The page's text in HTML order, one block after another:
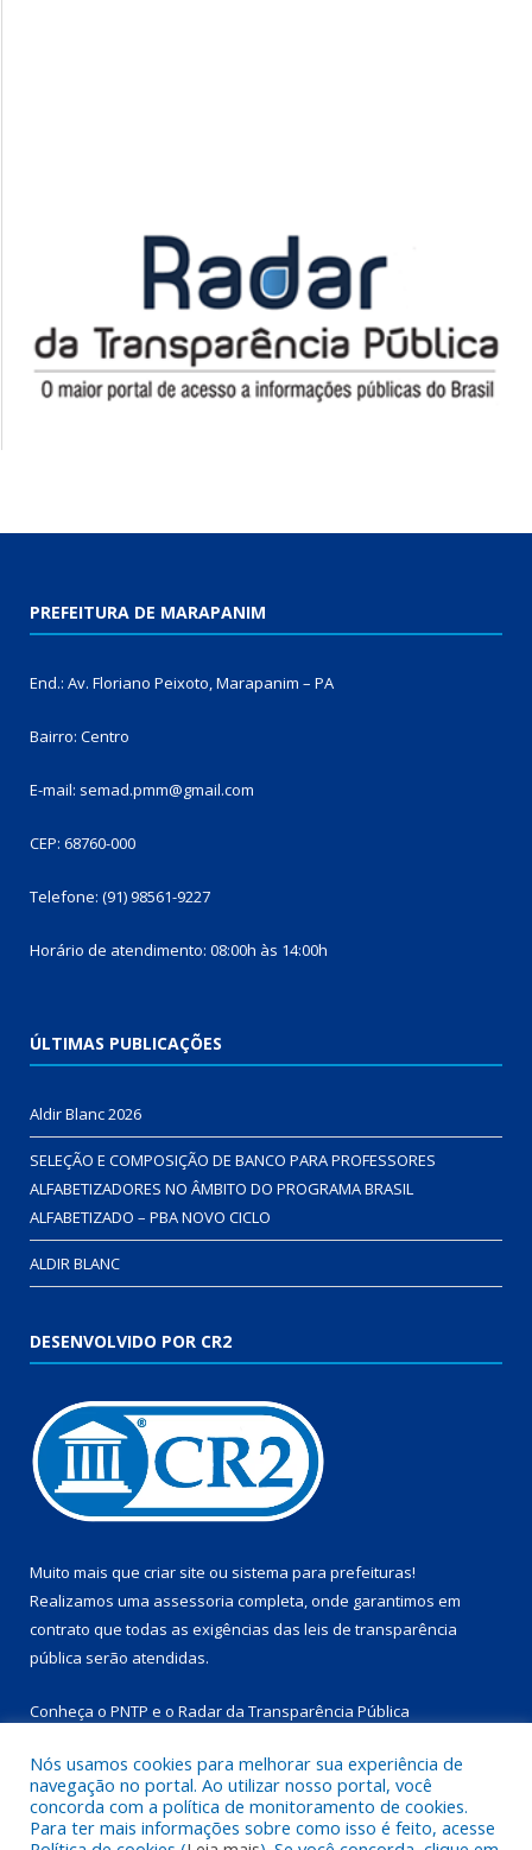
PREFEITURA DE MARAPANIM
End.: Av. Floriano Peixoto, Marapanim – PA
Bairro: Centro
E-mail: semad.pmm@gmail.com
CEP: 68760-000
Telefone: (91) 98561-9227
Horário de atendimento: 08:00h às 14:00h
ÚLTIMAS PUBLICAÇÕES
Aldir Blanc 2026
SELEÇÃO E COMPOSIÇÃO DE BANCO PARA PROFESSORES
ALFABETIZADORES NO ÂMBITO DO PROGRAMA BRASIL
ALFABETIZADO – PBA NOVO CICLO
ALDIR BLANC
DESENVOLVIDO POR CR2
Muito mais que criar site ou sistema para prefeituras!
Realizamos uma assessoria completa, onde garantimos em
contrato que todas as exigências das leis de transparência
pública serão atendidas.
Conheça o PNTP e o Radar da Transparência Pública
Todos os direitos reservados a Prefeitura Municipal de
Nós usamos cookies para melhorar sua experiência de
navegação no portal. Ao utilizar nosso portal, você
concorda com a política de monitoramento de cookies.
Para ter mais informações sobre como isso é feito, acesse